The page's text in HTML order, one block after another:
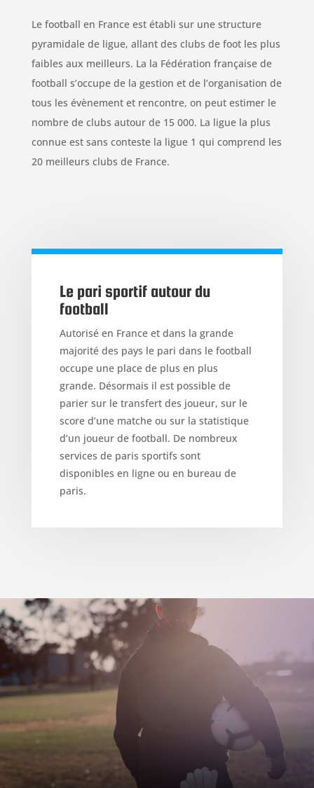
Le football en France est établi sur une structure
pyramidale de ligue, allant des clubs de foot les plus
faibles aux meilleurs. La la Fédération française de
football s’occupe de la gestion et de l’organisation de
tous les évènement et rencontre, on peut estimer le
nombre de clubs autour de 15 000. La ligue la plus
connue est sans conteste la ligue 1 qui comprend les
20 meilleurs clubs de France.
Le pari sportif autour du
football
Autorisé en France et dans la grande
majorité des pays le pari dans le football
occupe une place de plus en plus
grande. Désormais il est possible de
parier sur le transfert des joueur, sur le
score d’une matche ou sur la statistique
d’un joueur de football. De nombreux
services de paris sportifs sont
disponibles en ligne ou en bureau de
paris.